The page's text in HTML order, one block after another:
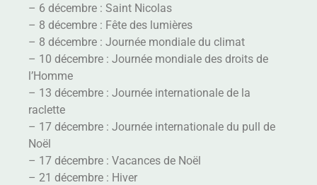
– 6 décembre : Saint Nicolas
– 8 décembre : Fête des lumières
– 8 décembre : Journée mondiale du climat
– 10 décembre : Journée mondiale des droits de
l’Homme
– 13 décembre : Journée internationale de la
raclette
– 17 décembre : Journée internationale du pull de
Noël
– 17 décembre : Vacances de Noël
– 21 décembre : Hiver